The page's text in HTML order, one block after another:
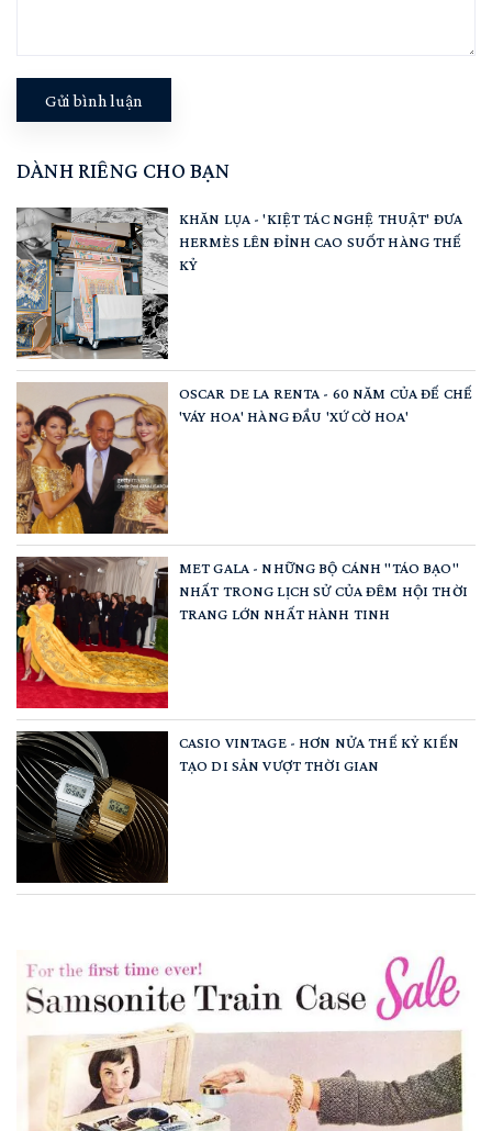
Gửi bình luận
DÀNH RIÊNG CHO BẠN
KHĂN LỤA - 'KIỆT TÁC NGHỆ THUẬT' ĐƯA
HERMÈS LÊN ĐỈNH CAO SUỐT HÀNG THẾ
KỶ
OSCAR DE LA RENTA - 60 NĂM CỦA ĐẾ CHẾ
'VÁY HOA' HÀNG ĐẦU 'XỨ CỜ HOA'
MET GALA - NHỮNG BỘ CÁNH "TÁO BẠO"
NHẤT TRONG LỊCH SỬ CỦA ĐÊM HỘI THỜI
TRANG LỚN NHẤT HÀNH TINH
CASIO VINTAGE - HƠN NỬA THẾ KỶ KIẾN
TẠO DI SẢN VƯỢT THỜI GIAN